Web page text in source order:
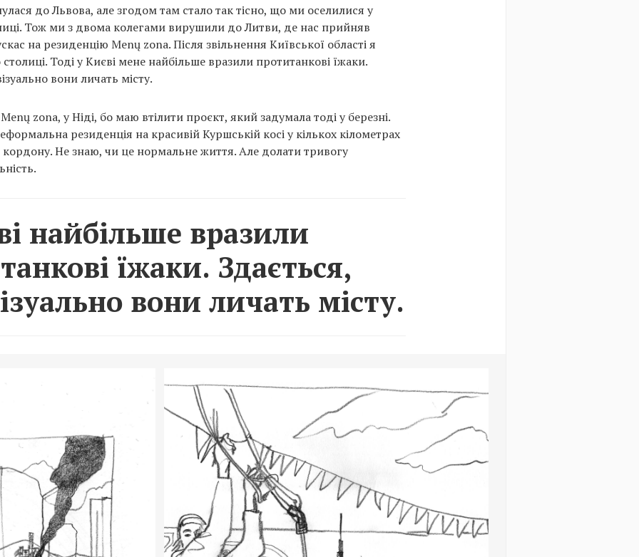
до Львова, але згодом там стало так тісно, що ми оселилися у
Тож ми з двома колегами вирушили до Литви, де нас прийняв
на резиденцію Menų zonа. Після звільнення Київської області я
Тоді у Києві мене найбільше вразили протитанкові їжаки.
вони личать місту.
zona, у Ніді, бо маю втілити проєкт, який задумала тоді у березні.
резиденція на красивій Куршській косі у кількох кілометрах
кордону. Не знаю, чи це нормальне життя. Але долати тривогу
найбільше вразили
їжаки. Здається,
вони личать місту.